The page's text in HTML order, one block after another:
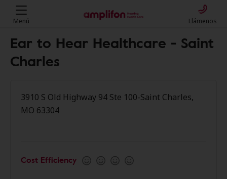
Menú Llámenos
Ear to Hear Healthcare - Saint
Charles
3910 S Old Highway 94 Ste 100-Saint Charles,
MO 63304
Cost Efficiency